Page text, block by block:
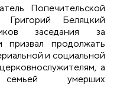
Попечительской
Григорий Беляцкий
заседания за
продолжать
и социальной
а
умерших